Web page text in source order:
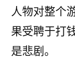
人物对整个
果受聘于打
是悲剧。